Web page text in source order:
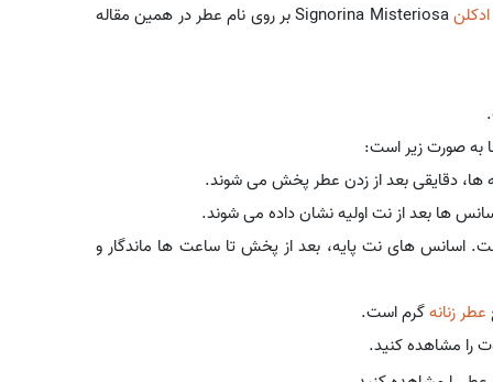
Signorina Misteriosa بر روی نام عطر در همین مقاله
به صورت زیر است:
ها، دقایقی بعد از زدن عطر پخش می شوند.
ها بعد از نت اولیه نشان داده می شوند.
اسانس های نت پایه، بعد از پخش تا ساعت ها ماندگار و
عطر زنانهگرم است.
را مشاهده کنید.